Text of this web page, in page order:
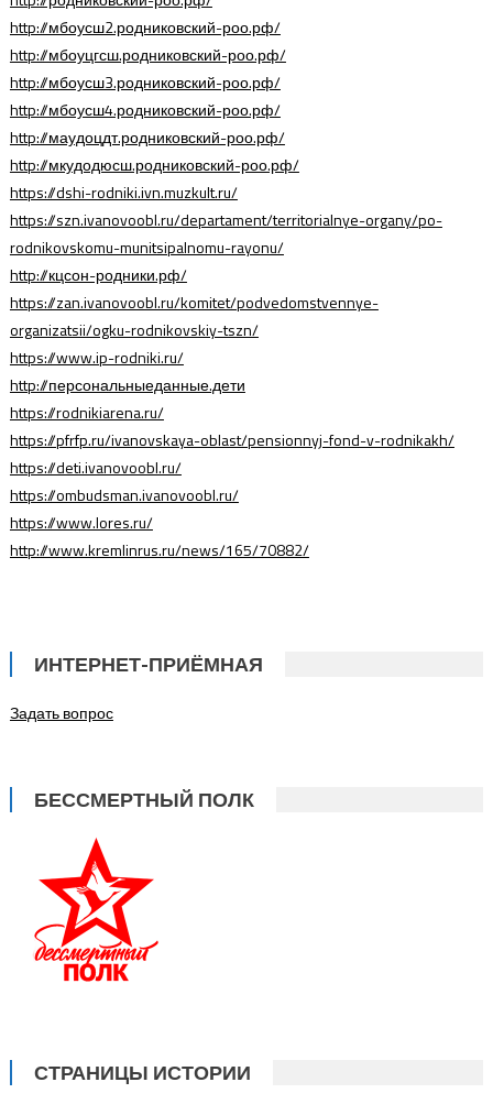
http://мбоусш2.родниковский-роо.рф/
http://мбоуцгсш.родниковский-роо.рф/
http://мбоусш3.родниковский-роо.рф/
http://мбоусш4.родниковский-роо.рф/
http://маудоцдт.родниковский-роо.рф/
http://мкудодюсш.родниковский-роо.рф/
https://dshi-rodniki.ivn.muzkult.ru/
https://szn.ivanovoobl.ru/departament/territorialnye-organy/po-
rodnikovskomu-munitsipalnomu-rayonu/
http://кцсон-родники.рф/
https://zan.ivanovoobl.ru/komitet/podvedomstvennye-
organizatsii/ogku-rodnikovskiy-tszn/
https://www.ip-rodniki.ru/
http://персональныеданные.дети
https://rodnikiarena.ru/
https://pfrfp.ru/ivanovskaya-oblast/pensionnyj-fond-v-rodnikakh/
https://deti.ivanovoobl.ru/
https://ombudsman.ivanovoobl.ru/
https://www.lores.ru/
http://www.kremlinrus.ru/news/165/70882/
ИНТЕРНЕТ-ПРИЁМНАЯ
Задать вопрос
БЕССМЕРТНЫЙ ПОЛК
СТРАНИЦЫ ИСТОРИИ